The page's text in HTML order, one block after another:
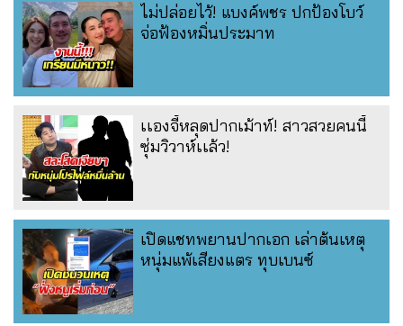
ไม่ปล่อยไว้! แบงค์พชร ปกป้องโบว์
จ่อฟ้องหมิ่นประมาท
เเองจี้หลุดปากเม้าท์! สาวสวยคนนี้
ซุ่มวิวาห์เเล้ว!
เปิดแชทพยานปากเอก เล่าต้นเหตุ
หนุ่มแพ้เสียงแตร ทุบเบนซ์